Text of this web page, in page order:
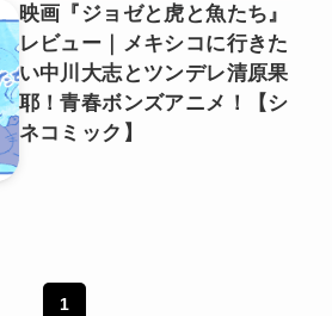
映画『ジョゼと虎と魚たち』
レビュー｜メキシコに行きた
い中川大志とツンデレ清原果
耶！青春ボンズアニメ！【シ
ネコミック】
1